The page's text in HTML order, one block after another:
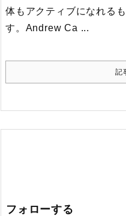
体もアクティブになれる
す。 Andrew Ca ...
記
フォローする